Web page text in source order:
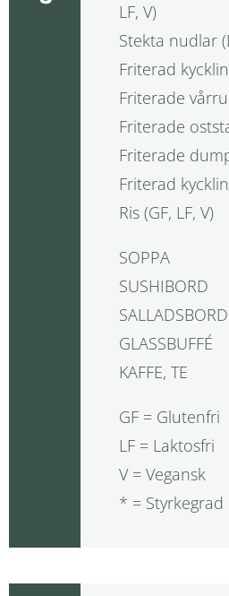
LF, V)
Stekta nudlar
Friterad
Friterade
Friterade
Friterade
Friterad
Ris (GF, LF, V)
SOPPA
SUSHIBORD
SALLADSBORD
GLASSBUFFÉ
KAFFE, TE
GF = Glutenfri
LF = Laktosfri
V = Vegansk
* = Styrkegrad